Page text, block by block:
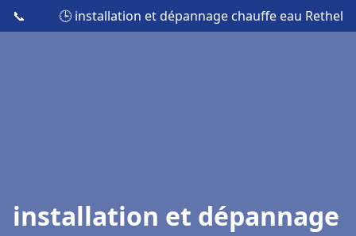
📞 🕒 installation et dépannage chauffe eau Rethel
installation et dépannage